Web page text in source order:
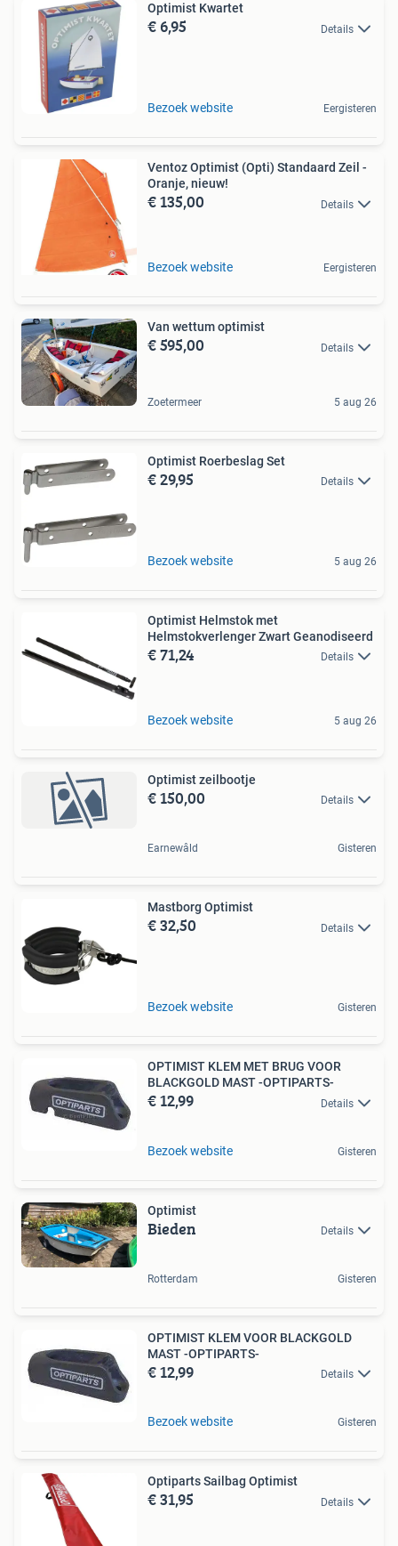
Optimist Kwartet
€ 6,95 Details
Bezoek website Eergisteren
Ventoz Optimist (Opti) Standaard Zeil -
Oranje, nieuw!
€ 135,00 Details
Bezoek website Eergisteren
Van wettum optimist
€ 595,00 Details
Zoetermeer 5 aug 26
Optimist Roerbeslag Set
€ 29,95 Details
Bezoek website 5 aug 26
Optimist Helmstok met
Helmstokverlenger Zwart Geanodiseerd
€ 71,24 Details
Bezoek website 5 aug 26
Optimist zeilbootje
€ 150,00 Details
Earnewâld Gisteren
Mastborg Optimist
€ 32,50 Details
Bezoek website Gisteren
OPTIMIST KLEM MET BRUG VOOR
BLACKGOLD MAST -OPTIPARTS-
€ 12,99 Details
Bezoek website Gisteren
Optimist
Bieden Details
Rotterdam Gisteren
OPTIMIST KLEM VOOR BLACKGOLD
MAST -OPTIPARTS-
€ 12,99 Details
Bezoek website Gisteren
Optiparts Sailbag Optimist
€ 31,95 Details